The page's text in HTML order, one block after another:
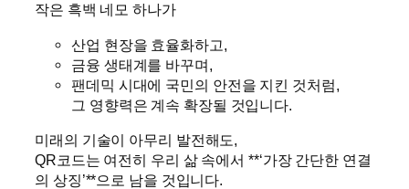
작은 흑백 네모 하나가
산업 현장을 효율화하고,
금융 생태계를 바꾸며,
팬데믹 시대에 국민의 안전을 지킨 것처럼,
그 영향력은 계속 확장될 것입니다.
미래의 기술이 아무리 발전해도,
QR코드는 여전히 우리 삶 속에서 **‘가장 간단한 연결
의 상징’**으로 남을 것입니다.